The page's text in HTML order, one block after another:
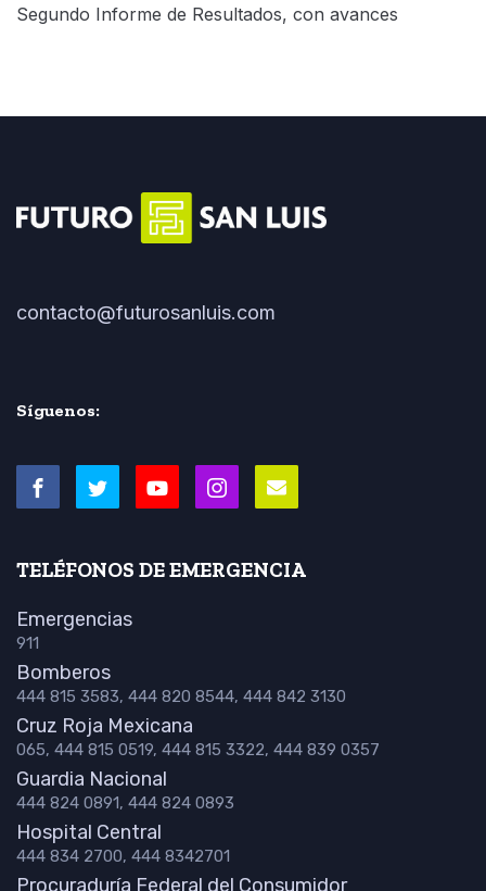
Segundo Informe de Resultados, con avances
contacto@futurosanluis.com
Síguenos:
TELÉFONOS DE EMERGENCIA
Emergencias
911
Bomberos
444 815 3583, 444 820 8544, 444 842 3130
Cruz Roja Mexicana
065, 444 815 0519, 444 815 3322, 444 839 0357
Guardia Nacional
444 824 0891, 444 824 0893
Hospital Central
444 834 2700, 444 8342701
Procuraduría Federal del Consumidor